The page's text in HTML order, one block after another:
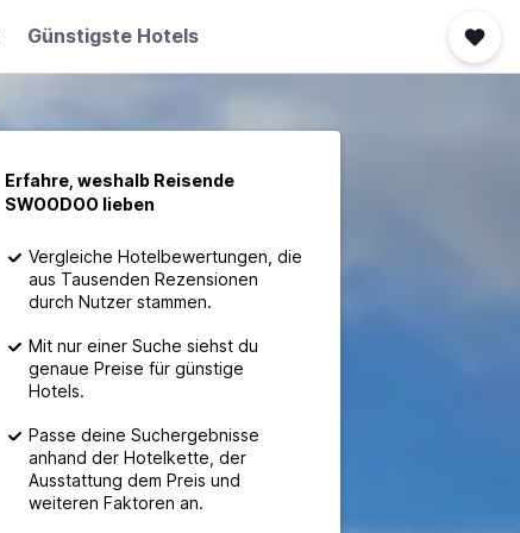
Günstigste Hotels
Erfahre, weshalb Reisende
SWOODOO lieben
Vergleiche Hotelbewertungen, die
aus Tausenden Rezensionen
durch Nutzer stammen.
Mit nur einer Suche siehst du
genaue Preise für günstige
Hotels.
Passe deine Suchergebnisse
anhand der Hotelkette, der
Ausstattung dem Preis und
weiteren Faktoren an.